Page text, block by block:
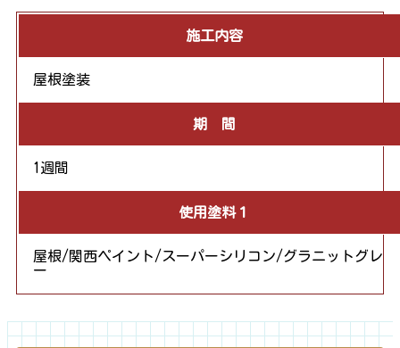
施工内容
屋根塗装
期 間
1週間
使用塗料１
屋根/関西ペイント/スーパーシリコン/グラニットグレ
ー